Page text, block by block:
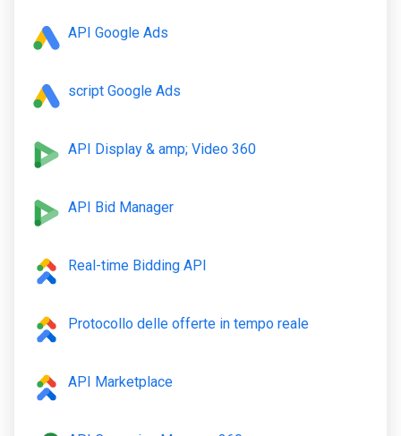
API Google Ads
script Google Ads
API Display & amp; Video 360
API Bid Manager
Real-time Bidding API
Protocollo delle offerte in tempo reale
API Marketplace